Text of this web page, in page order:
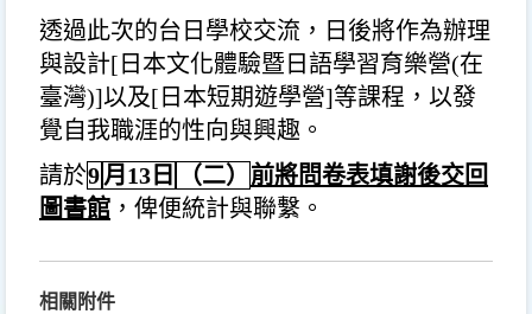
透過此次的台日學校交流，日後將作為辦理
與設計[ 日本文化體驗暨日語學習育樂營(在
臺灣)]以及[ 日本短期遊學營]等課程，以發
覺自我職涯的性向與興趣。
請於9月 13日 （二）
前將問卷表填謝後交回
圖書館 ，俾便統計與聯繫。
相關附件